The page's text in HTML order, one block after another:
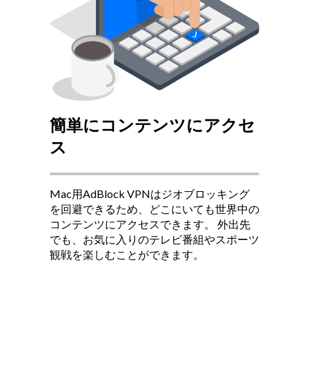
簡単にコンテンツにアクセ
ス
Mac用AdBlock VPNはジオブロッキング
を回避できるため、どこにいても世界中の
コンテンツにアクセスできます。
外出先
でも、お気に入りのテレビ番組やスポーツ
観戦を楽しむことができます。